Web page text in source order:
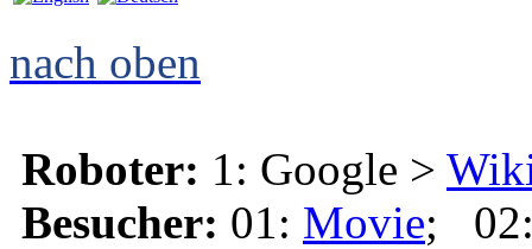
nach oben
Roboter: 1: Google >
Besucher: 01: Movie;